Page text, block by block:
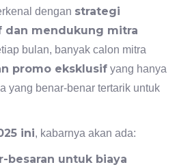
dengan strategi
dan mendukung mitra
bulan, banyak calon mitra
promo eksklusif yang hanya
yang benar-benar tertarik untuk
ini, kabarnya akan ada:
besaran untuk biaya